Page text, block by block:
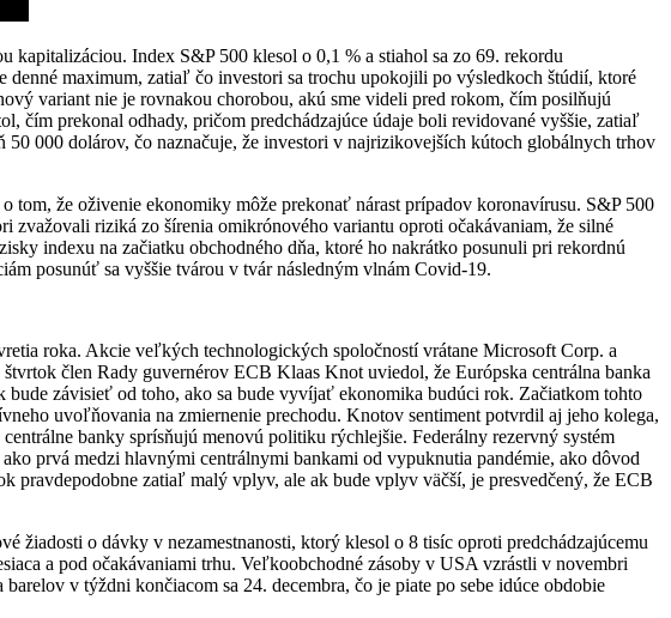
Index S&P 500 klesol o 0,1 % a stiahol sa zo 69. rekordu
maximum, zatiaľ čo investori sa trochu upokojili po výsledkoch štúdií, ktoré
variant nie je rovnakou chorobou, akú sme videli pred rokom, čím posilňujú
čím prekonal odhady, pričom predchádzajúce údaje boli revidované vyššie, zatiaľ
000 dolárov, čo naznačuje, že investori v najrizikovejších kútoch globálnych trhov
že oživenie ekonomiky môže prekonať nárast prípadov koronavírusu. S&P 500
zvažovali riziká zo šírenia omikrónového variantu oproti očakávaniam, že silné
indexu na začiatku obchodného dňa, ktoré ho nakrátko posunuli pri rekordnú
posunúť sa vyššie tvárou v tvár následným vlnám Covid-19.
roka. Akcie veľkých technologických spoločností vrátane Microsoft Corp. a
člen Rady guvernérov ECB Klaas Knot uviedol, že Európska centrálna banka
závisieť od toho, ako sa bude vyvíjať ekonomika budúci rok. Začiatkom tohto
uvoľňovania na zmiernenie prechodu. Knotov sentiment potvrdil aj jeho kolega,
banky sprísňujú menovú politiku rýchlejšie. Federálny rezervný systém
prvá medzi hlavnými centrálnymi bankami od vypuknutia pandémie, ako dôvod
zatiaľ malý vplyv, ale ak bude vplyv väčší, je presvedčený, že ECB
žiadosti o dávky v nezamestnanosti, ktorý klesol o 8 tisíc oproti predchádzajúcemu
a pod očakávaniami trhu. Veľkoobchodné zásoby v USA vzrástli v novembri
v týždni končiacom sa 24. decembra, čo je piate po sebe idúce obdobie